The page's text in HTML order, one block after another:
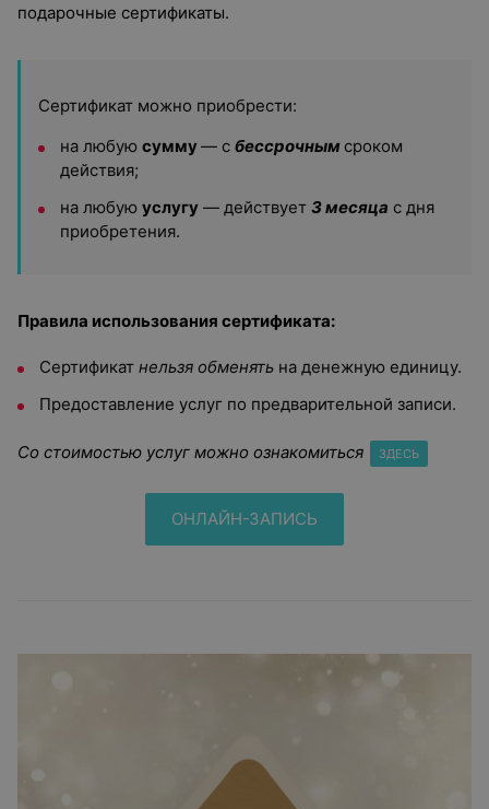
подарочные сертификаты.
Сертификат можно приобрести:
на любую сумму— с бессрочным сроком
действия;
на любую услугу — действует 3 месяца с дня
приобретения.
Правила использования сертификата:
Сертификат нельзя обменять на денежную единицу.
Предоставление услуг по предварительной записи.
Со стоимостью услуг можно ознакомиться ЗДЕСЬ
ОНЛАЙН-ЗАПИСЬ